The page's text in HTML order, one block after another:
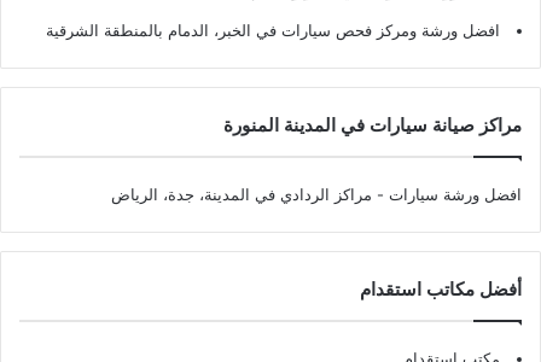
افضل ورشة ومركز فحص سيارات في الخبر، الدمام بالمنطقة الشرقية
مراكز صيانة سيارات في المدينة المنورة
افضل ورشة سيارات - مراكز الردادي في المدينة، جدة، الرياض
أفضل مكاتب استقدام